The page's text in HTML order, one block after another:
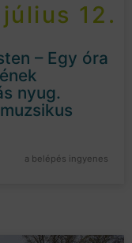
július 12.
– Egy óra
nyug.
a belépés ingyenes